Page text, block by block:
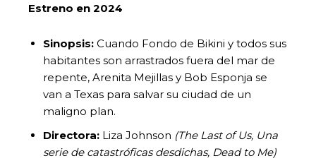
Estreno en 2024
Sinopsis: Cuando Fondo de Bikini y todos sus
habitantes son arrastrados fuera del mar de
repente, Arenita Mejillas y Bob Esponja se
van a Texas para salvar su ciudad de un
maligno plan.
Directora: Liza Johnson (The Last of Us, Una
serie de catastróficas desdichas, Dead to Me)